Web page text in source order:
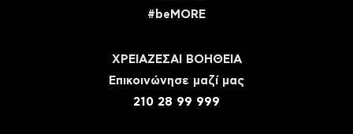
#beMORE
ΧΡΕΙΑΖΕΣΑΙ ΒΟΗΘΕΙΑ
Eπικοινώνησε μαζί μας
210 28 99 999